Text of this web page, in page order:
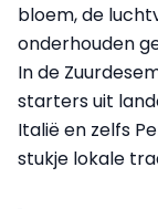
bloem, de
onderhouden
In de
starters uit
Italië en zelfs
stukje lokale